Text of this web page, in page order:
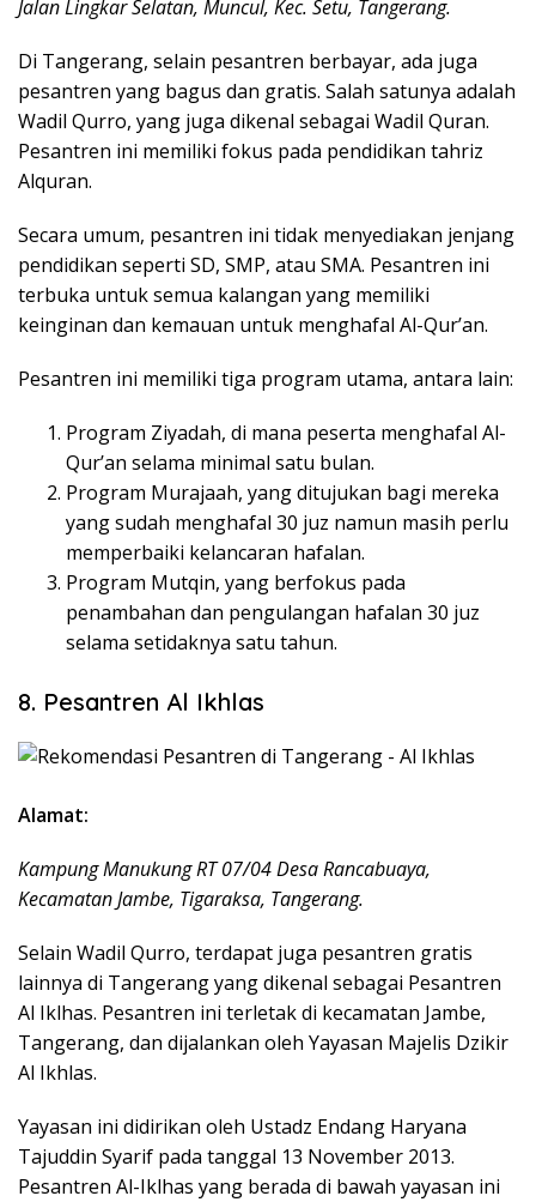
Jalan Lingkar Selatan, Muncul, Kec. Setu, Tangerang.
Di Tangerang, selain pesantren berbayar, ada juga
pesantren yang bagus dan gratis. Salah satunya adalah
Wadil Qurro, yang juga dikenal sebagai Wadil Quran.
Pesantren ini memiliki fokus pada pendidikan tahriz
Alquran.
Secara umum, pesantren ini tidak menyediakan jenjang
pendidikan seperti SD, SMP, atau SMA. Pesantren ini
terbuka untuk semua kalangan yang memiliki
keinginan dan kemauan untuk menghafal Al-Qur’an.
Pesantren ini memiliki tiga program utama, antara lain:
Program Ziyadah, di mana peserta menghafal Al-
Qur’an selama minimal satu bulan.
Program Murajaah, yang ditujukan bagi mereka
yang sudah menghafal 30 juz namun masih perlu
memperbaiki kelancaran hafalan.
Program Mutqin, yang berfokus pada
penambahan dan pengulangan hafalan 30 juz
selama setidaknya satu tahun.
8. Pesantren Al Ikhlas
Alamat:
Kampung Manukung RT 07/04 Desa Rancabuaya,
Kecamatan Jambe, Tigaraksa, Tangerang.
Selain Wadil Qurro, terdapat juga pesantren gratis
lainnya di Tangerang yang dikenal sebagai Pesantren
Al Iklhas. Pesantren ini terletak di kecamatan Jambe,
Tangerang, dan dijalankan oleh Yayasan Majelis Dzikir
Al Ikhlas.
Yayasan ini didirikan oleh Ustadz Endang Haryana
Tajuddin Syarif pada tanggal 13 November 2013.
Pesantren Al-Iklhas yang berada di bawah yayasan ini